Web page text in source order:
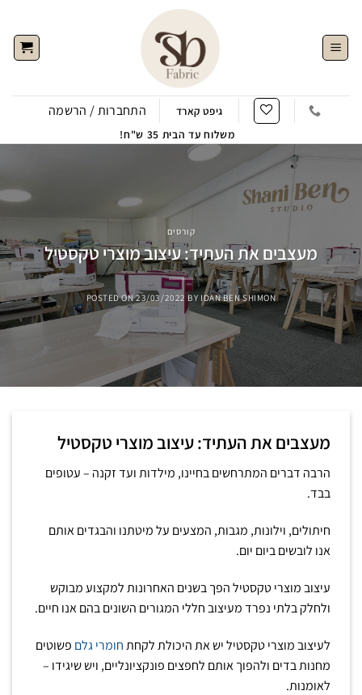
content
גיפט קארד התחברות / הרשמה
משלוח עד הבית 35 ש"ח!
קורסים
מעצבים את העתיד: עיצוב מוצרי טקסטיל
POSTED ON23/03/2022 BY IDAN BEN SHIMON
מעצבים את העתיד: עיצוב מוצרי טקסטיל
הרבה דברים המתרחשים בחיינו, מילדות ועד זקנה – עטופים
בבד.
חיתולים, וילונות, מגבות, המצעים על מיטתנו והבגדים אותם
אנו לובשים ביום יום.
עיצוב מוצרי טקסטיל הפך בשנים האחרונות למקצוע מבוקש
ולחלק בלתי נפרד מעיצוב חללי המגורים השונים בהם אנו חיים.
לעיצוב מוצרי טקסטיל יש את היכולת לקחתחומרי גלם פשוטים
מחנות בדים ולהפוך אותם לחפצים פונקציונליים, ויש שיגידו –
לאומנות.